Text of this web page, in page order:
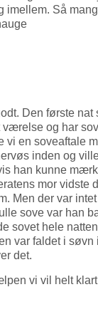
imellem. Så
Den første nat
og har
vi en soveaftale
inden og
han kunne
mor vidste
Men der var
sove var han
sovet hele
var faldet i søvn
det.
vi vil helt klart